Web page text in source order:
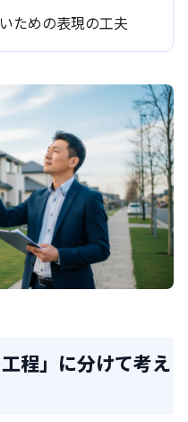
ための表現の工夫
程」に分けて考え